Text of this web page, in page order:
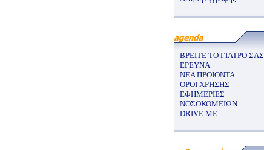
ΒΡΕΙΤΕ ΤΟ ΓΙΑΤΡΟ ΣΑΣ
ΕΡΕΥΝΑ
ΝΕΑ ΠΡΟΪΟΝΤΑ
ΟΡΟΙ ΧΡΗΣΗΣ
ΕΦΗΜΕΡΙΕΣ
ΝΟΣΟΚΟΜΕΙΩΝ
DRIVE ME